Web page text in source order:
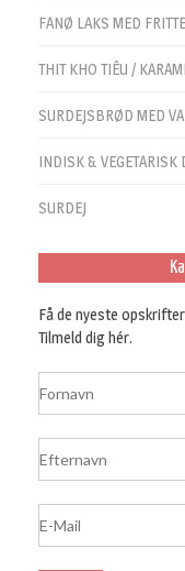
FANØ LAKS MED
THIT KHO TIÊU /
SURDEJSBRØD MED
INDISK & VEGETARISK
SURDEJ
Få de nyeste
Tilmeld dig hér.